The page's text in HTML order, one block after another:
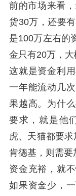
前的市场来看
货30万，还要
是100万左右的
金只有20万，大
这就是资金利
一年能流动几
果越高。为什
要求，就是他
虎、天猫都要
肯德基，则需要
资金充裕，就
如果资金少，